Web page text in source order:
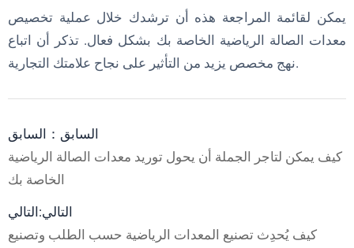
يمكن لقائمة المراجعة هذه أن ترشدك خلال عملية تخصيص
معدات الصالة الرياضية الخاصة بك بشكل فعال. تذكر أن اتباع
نهج مخصص يزيد من التأثير على نجاح علامتك التجارية.
السابق：السابق
كيف يمكن لتاجر الجملة أن يحول توريد معدات الصالة الرياضية
الخاصة بك
التالي:التالي
كيف يُحدِث تصنيع المعدات الرياضية حسب الطلب وتصنيع